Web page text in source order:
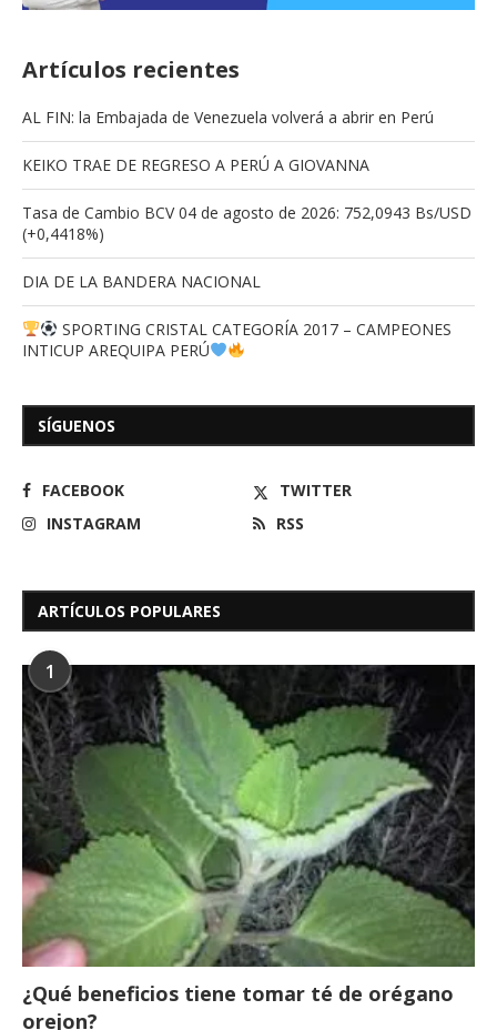
Artículos recientes
AL FIN: la Embajada de Venezuela volverá a abrir en Perú
KEIKO TRAE DE REGRESO A PERÚ A GIOVANNA
Tasa de Cambio BCV 04 de agosto de 2026: 752,0943 Bs/USD
(+0,4418%)
DIA DE LA BANDERA NACIONAL
SPORTING CRISTAL CATEGORÍA 2017 – CAMPEONES
INTICUP AREQUIPA PERÚ
SÍGUENOS
FACEBOOK
TWITTER
INSTAGRAM
RSS
ARTÍCULOS POPULARES
1
¿Qué beneficios tiene tomar té de orégano
orejon?